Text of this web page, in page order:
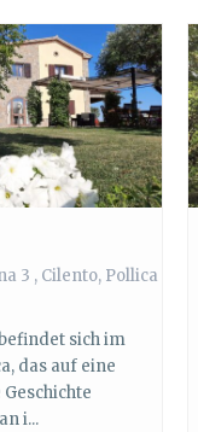
3 , Cilento, Pollica
sich im
das auf eine
i...